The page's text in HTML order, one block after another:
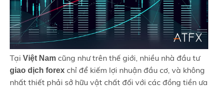
Tại Việt Nam cũng như trên thế giới, nhiều nhà đầu tư
giao dịch forex chỉ để kiếm lợi nhuận đầu cơ, và không
nhất thiết phải sở hữu vật chất đối với các đồng tiền ưa